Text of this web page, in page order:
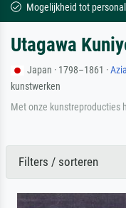
Mogelijkheid tot
Utagawa
Japan · 1798–1861 ·
kunstwerken
Met onze kunstreproducties
Filters / sorteren